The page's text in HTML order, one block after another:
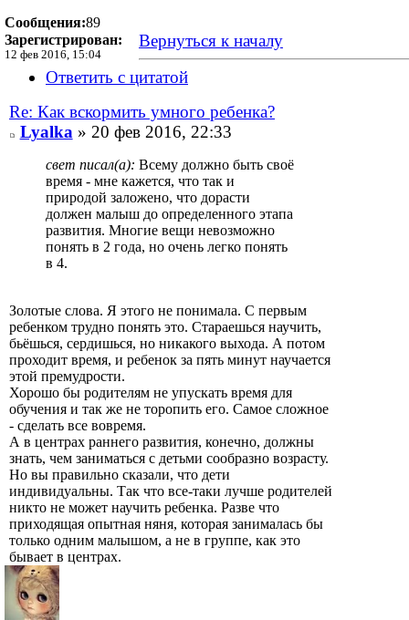
Сообщения:89
Зарегистрирован:
12 фев 2016, 15:04
Вернуться к началу
Ответить с цитатой
Re: Как вскормить умного ребенка?
Lyalka» 20 фев 2016, 22:33
свет писал(а): Всему должно быть своё
время - мне кажется, что так и
природой заложено, что дорасти
должен малыш до определенного этапа
развития. Многие вещи невозможно
понять в 2 года, но очень легко понять
в 4.
Золотые слова. Я этого не понимала. С первым
ребенком трудно понять это. Стараешься научить,
бьёшься, сердишься, но никакого выхода. А потом
проходит время, и ребенок за пять минут научается
этой премудрости.
Хорошо бы родителям не упускать время для
обучения и так же не торопить его. Самое сложное
- сделать все вовремя.
А в центрах раннего развития, конечно, должны
знать, чем заниматься с детьми сообразно возрасту.
Но вы правильно сказали, что дети
индивидуальны. Так что все-таки лучше родителей
никто не может научить ребенка. Разве что
приходящая опытная няня, которая занималась бы
только одним малышом, а не в группе, как это
бывает в центрах.